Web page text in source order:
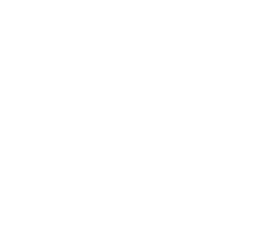
mogelijk via een